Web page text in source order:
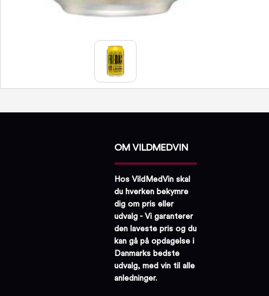
OM VILDMEDVIN
Hos VildMedVin skal
du hverken bekymre
dig om pris eller
udvalg - Vi garanterer
den laveste pris og du
kan gå på opdagelse i
Danmarks bedste
udvalg, med vin til alle
anledninger.